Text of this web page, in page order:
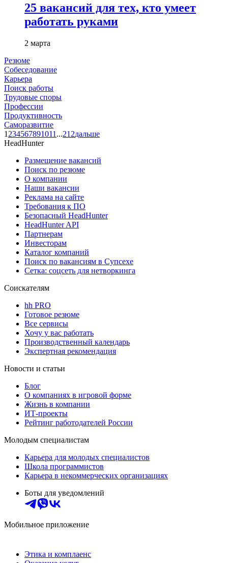
25 вакансий для тех, кто умеет
работать руками
2 марта
Резюме
Собеседование
Карьера
Поиск работы
Трудовые споры
Профессии
Продуктивность
Саморазвитие
1 234567891011 ...212дальше
HeadHunter
Размещение вакансий
Поиск по резюме
О компании
Наши вакансии
Реклама на сайте
Требования к ПО
Безопасный HeadHunter
HeadHunter API
Партнерам
Инвесторам
Каталог компаний
Поиск по вакансиям в Супсехе
Сетка: соцсеть для нетворкинга
Соискателям
hh PRO
Готовое резюме
Все сервисы
Хочу у вас работать
Производственный календарь
Экспертная рекомендация
Новости и статьи
Блог
О компаниях в игровой форме
Жизнь в компании
ИТ-проекты
Рейтинг работодателей России
Молодым специалистам
Карьера для молодых специалистов
Школа программистов
Карьера в некоммерческих организациях
Боты для уведомлений
Мобильное приложение
Этика и комплаенс